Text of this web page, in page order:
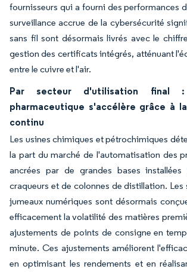
fournisseurs qui a fourni des performances
surveillance accrue de la cybersécurité
sans fil sont désormais livrés avec le
gestion des certificats intégrés, atténuant
entre le cuivre et l'air.
Par secteur d'utilisation final
pharmaceutique s'accélère grâce à
continu
Les usines chimiques et pétrochimiques
la part du marché de l'automatisation des
ancrées par de grandes bases
craqueurs et de colonnes de distillation.
jumeaux numériques sont désormais
efficacement la volatilité des matières
ajustements de points de consigne en
minute. Ces ajustements améliorent
en optimisant les rendements et en